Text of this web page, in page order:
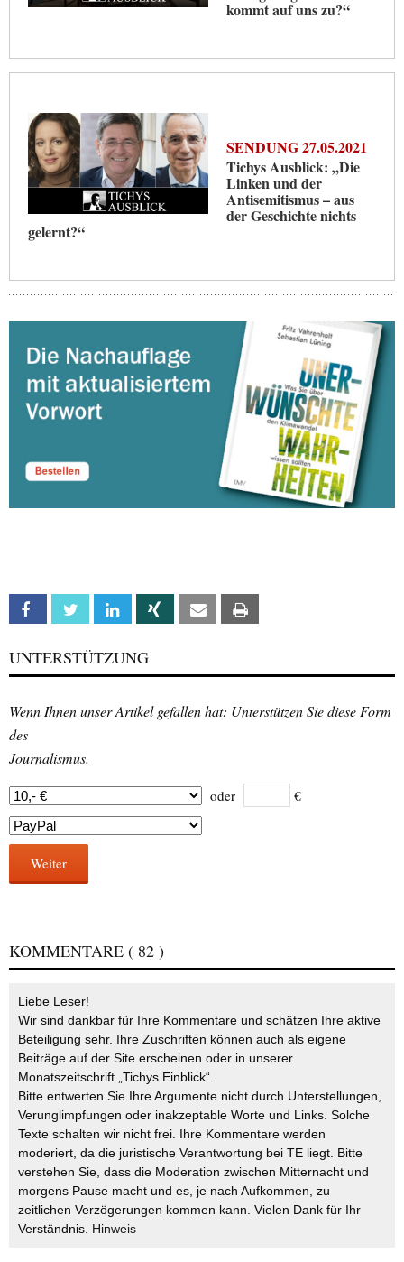
kommt auf uns zu?“
SENDUNG 27.05.2021
Tichys Ausblick: „Die
Linken und der
Antisemitismus – aus
der Geschichte nichts
gelernt?“
Facebook Twitter Linkedin Xing Email
UNTERSTÜTZUNG
Wenn Ihnen unser Artikel gefallen hat: Unterstützen Sie diese Form
des
Journalismus.
oder €
Weiter
KOMMENTARE ( 82 )
Liebe Leser!
Wir sind dankbar für Ihre Kommentare und schätzen Ihre aktive
Beteiligung sehr. Ihre Zuschriften können auch als eigene
Beiträge auf der Site erscheinen oder in unserer
Monatszeitschrift „Tichys Einblick“.
Bitte entwerten Sie Ihre Argumente nicht durch Unterstellungen,
Verunglimpfungen oder inakzeptable Worte und Links. Solche
Texte schalten wir nicht frei. Ihre Kommentare werden
moderiert, da die juristische Verantwortung bei TE liegt. Bitte
verstehen Sie, dass die Moderation zwischen Mitternacht und
morgens Pause macht und es, je nach Aufkommen, zu
zeitlichen Verzögerungen kommen kann. Vielen Dank für Ihr
Verständnis. Hinweis